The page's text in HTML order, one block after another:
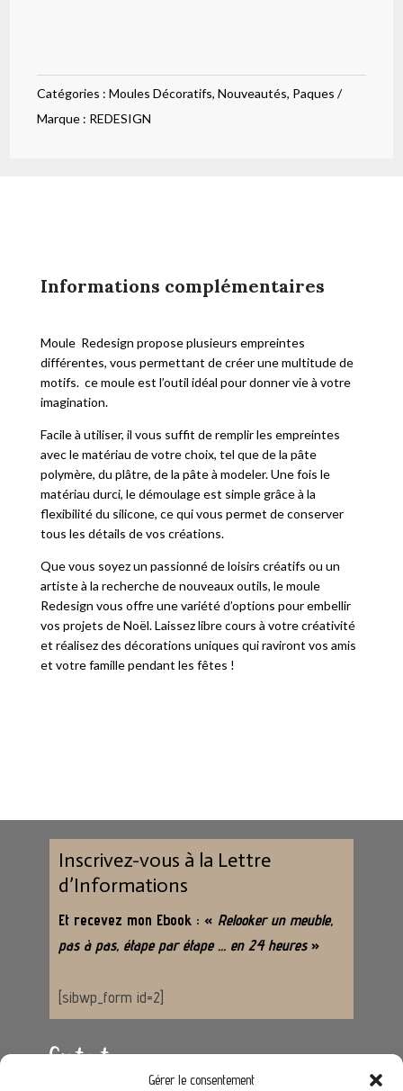
Gérer le consentement
Catégories :Moules Décoratifs,Nouveautés, Paques
Marque : REDESIGN
Informations complémentaires
Moule Redesign propose plusieurs empreintes
différentes, vous permettant de créer une multitude de
motifs. ce moule est l’outil idéal pour donner vie à votre
imagination.
Facile à utiliser, il vous suffit de remplir les empreintes
avec le matériau de votre choix, tel que de la pâte
polymère, du plâtre, de la pâte à modeler. Une fois le
matériau durci, le démoulage est simple grâce à la
flexibilité du silicone, ce qui vous permet de conserver
tous les détails de vos créations.
Que vous soyez un passionné de loisirs créatifs ou un
artiste à la recherche de nouveaux outils, le moule
Redesign vous offre une variété d’options pour embellir
vos projets de Noël. Laissez libre cours à votre créativité
et réalisez des décorations uniques qui raviront vos amis
et votre famille pendant les fêtes !
Inscrivez-vous à la Lettre
d’Informations
Et recevez mon Ebook : « Relooker un meuble,
pas à pas, étape par étape … en 24 heures »
[sibwp_form id=2]
Contact